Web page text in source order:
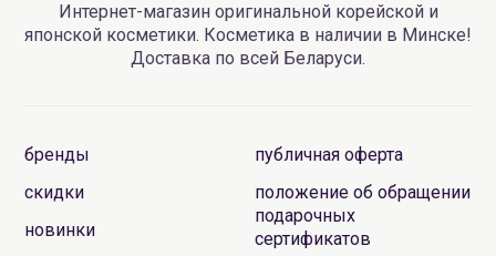
Интернет-магазин оригинальной корейской и
японской косметики. Косметика в наличии в Минске!
Доставка по всей Беларуси.
бренды
скидки
новинки
публичная оферта
положение об обращении
подарочных
сертификатов